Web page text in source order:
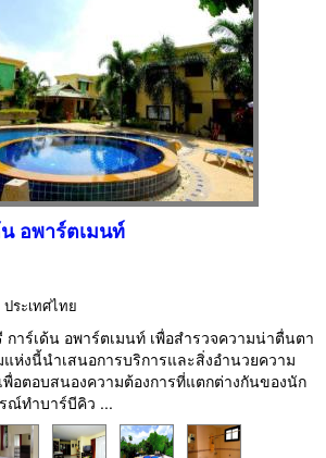
อพาร์ตเมนท์
ประเทศไทย
การ์เด้น อพาร์ตเมนท์ เพื่อสำรวจความน่าตื่นตา
ห่งนี้นำเสนอการบริการและสิ่งอำนวยความ
พื่อตอบสนองความต้องการที่แตกต่างกันของนัก
ณ์ทำบาร์บีคิว ...